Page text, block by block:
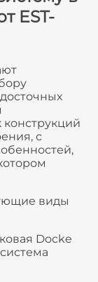
EST-
с
виды
Docke